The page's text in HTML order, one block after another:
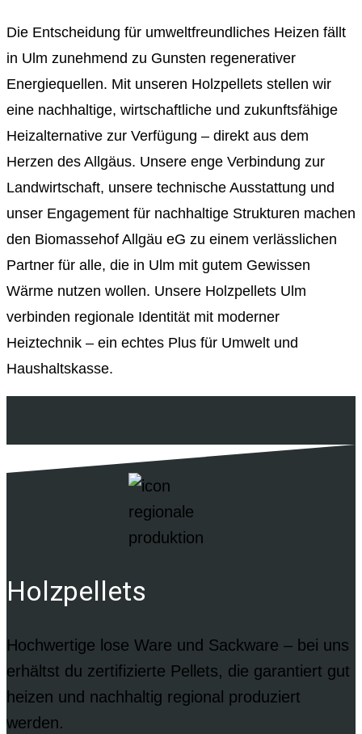
Die Entscheidung für umweltfreundliches Heizen fällt
in Ulm zunehmend zu Gunsten regenerativer
Energiequellen. Mit unseren Holzpellets stellen wir
eine nachhaltige, wirtschaftliche und zukunftsfähige
Heizalternative zur Verfügung – direkt aus dem
Herzen des Allgäus. Unsere enge Verbindung zur
Landwirtschaft, unsere technische Ausstattung und
unser Engagement für nachhaltige Strukturen machen
den Biomassehof Allgäu eG zu einem verlässlichen
Partner für alle, die in Ulm mit gutem Gewissen
Wärme nutzen wollen. Unsere Holzpellets Ulm
verbinden regionale Identität mit moderner
Heiztechnik – ein echtes Plus für Umwelt und
Haushaltskasse.
Holzpellets
Hochwertige lose Ware und Sackware – bei uns
erhältst du zertifizierte Pellets, die garantiert gut
heizen und nachhaltig regional produziert
werden.